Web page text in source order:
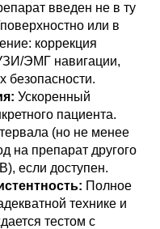
введен не в ту
или в
коррекция
ЭМГ навигации,
безопасности.
Ускоренный
пациента.
(но не менее
на препарат другого
если доступен.
Полное
технике и
тестом с